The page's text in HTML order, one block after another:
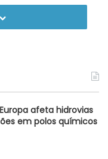
Unidos exportaram
para o Brasil, o que
de setembro de 2025
comércio internacional
afeta hidrovias
em polos químicos